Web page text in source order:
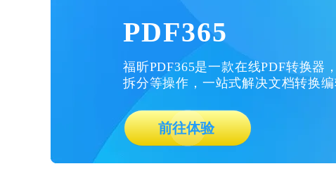
PDF365
福昕PDF365是一款在线PDF转换器
拆分等操作，一站式解决文档转换编
前往体验